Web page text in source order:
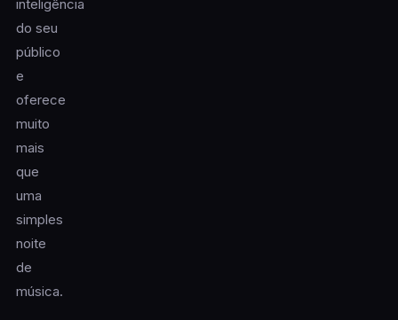
inteligência
do seu
público
e
oferece
muito
mais
que
uma
simples
noite
de
música.